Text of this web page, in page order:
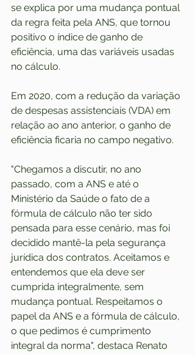
se explica por uma mudança pontual
da regra feita pela ANS, que tornou
positivo o índice de ganho de
eficiência, uma das variáveis usadas
no cálculo.
Em 2020, com a redução da variação
de despesas assistenciais (VDA) em
relação ao ano anterior, o ganho de
eficiência ficaria no campo negativo.
"Chegamos a discutir, no ano
passado, com a ANS e até o
Ministério da Saúde o fato de a
fórmula de cálculo não ter sido
pensada para esse cenário, mas foi
decidido mantê-la pela segurança
jurídica dos contratos. Aceitamos e
entendemos que ela deve ser
cumprida integralmente, sem
mudança pontual. Respeitamos o
papel da ANS e a fórmula de cálculo,
o que pedimos é cumprimento
integral da norma", destaca Renato